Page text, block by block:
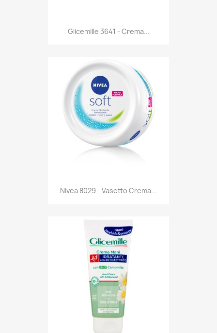
Anteprima
Glicemille 3641 - Crema...
Anteprima
Nivea 8029 - Vasetto Crema...